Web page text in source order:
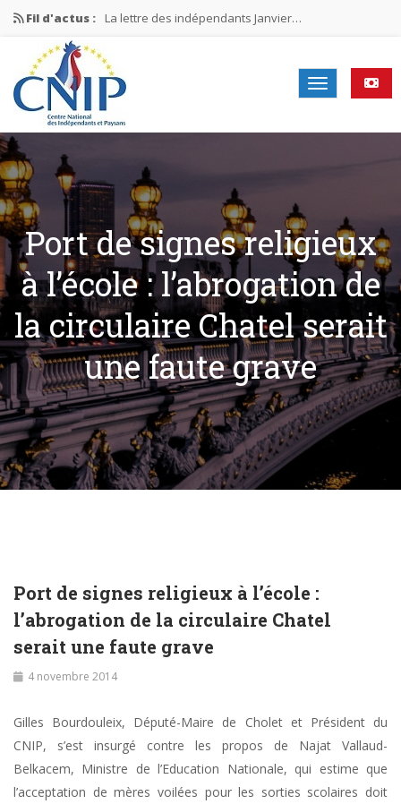
Fil d'actus : La lettre des indépendants Janvier…
La lettre des indépendants Novembre…
La lettre des indépendants Juin…
Mission nationale ÉLECTIONS MUNICIPALES 2026
Port de signes religieux
à l’école : l’abrogation de
la circulaire Chatel serait
une faute grave
Port de signes religieux à l’école :
l’abrogation de la circulaire Chatel
serait une faute grave
4 novembre 2014
Gilles Bourdouleix, Député-Maire de Cholet et Président du
CNIP, s’est insurgé contre les propos de Najat Vallaud-
Belkacem, Ministre de l’Education Nationale, qui estime que
l’acceptation de mères voilées pour les sorties scolaires doit